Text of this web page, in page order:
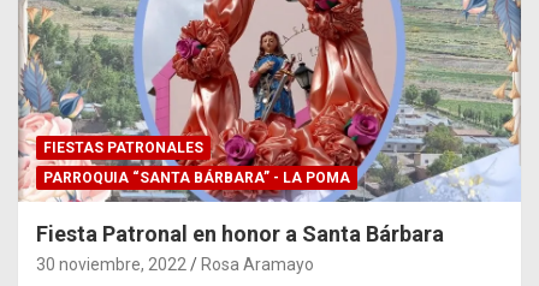
FIESTAS PATRONALES
PARROQUIA “SANTA BÁRBARA” - LA POMA
Fiesta Patronal en honor a Santa Bárbara
30 noviembre, 2022 Rosa Aramayo